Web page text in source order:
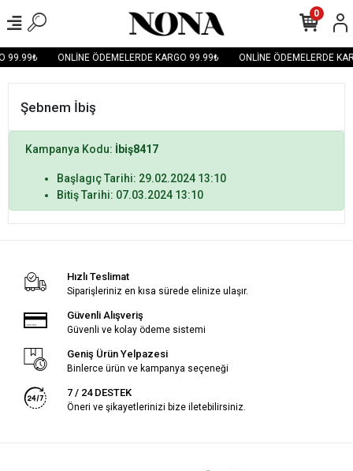
99.99₺ ONLİNE ÖDEMELERDE KARGO 99.99₺ ONLİNE ÖDEMELERDE
0
Şebnem İbiş
Kampanya Kodu: İbiş8417
Başlagıç Tarihi: 29.02.2024 13:10
Bitiş Tarihi: 07.03.2024 13:10
Hızlı Teslimat
Siparişleriniz en kısa sürede elinize ulaşır.
Güvenli Alışveriş
Güvenli ve kolay ödeme sistemi
Geniş Ürün Yelpazesi
Binlerce ürün ve kampanya seçeneği
7 / 24 DESTEK
Öneri ve şikayetlerinizi bize iletebilirsiniz.